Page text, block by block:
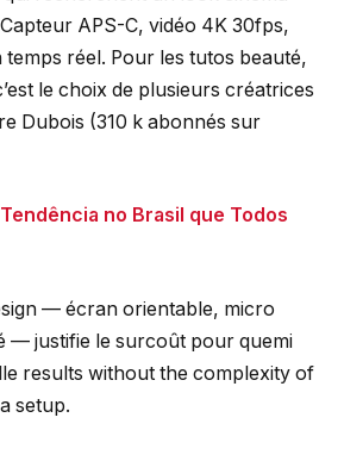
APS-C, vidéo 4K 30fps,
réel. Pour les tutos beauté,
le choix de plusieurs créatrices
Dubois (310 k abonnés sur
no Brasil que Todos
— écran orientable, micro
— justifie le surcoût pour quemi
results without the complexity of
setup.